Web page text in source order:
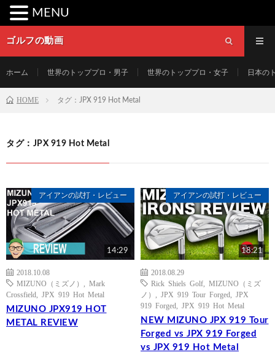
ゴルフの動画
ホーム 世界のトッププロ・男子 世界のトッププロ・女子 日本の
HOME タグ：JPX 919 Hot Metal
タグ：JPX 919 Hot Metal
アイアンの試打・レビュー
14:29
2018.10.08
MIZUNO（ミズノ）
Mark
Crossfield
JPX 919 Hot Metal
MIZUNO JPX919 HOT
METAL REVIEW
アイアンの試打・レビュー
18:21
2018.08.29
Rick Shiels Golf
MIZUNO（ミズ
ノ）
JPX 919 Tour Forged
JPX
919 Forged
JPX 919 Hot Metal
NEW MIZUNO JPX 919 Tour
Forged vs JPX 919 Forged
vs JPX 919 Hot Metal
MENU